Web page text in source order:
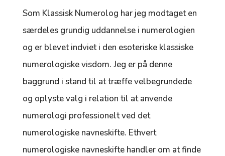
Som Klassisk Numerolog har jeg modtaget en
særdeles grundig uddannelse i numerologien
og er blevet indviet i den esoteriske klassiske
numerologiske visdom. Jeg er på denne
baggrund i stand til at træffe velbegrundede
og oplyste valg i relation til at anvende
numerologi professionelt ved det
numerologiske navneskifte. Ethvert
numerologiske navneskifte handler om at finde